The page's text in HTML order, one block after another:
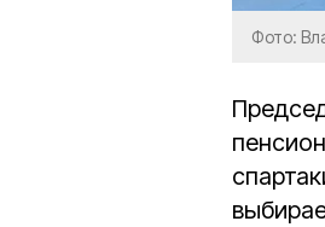
Фото: